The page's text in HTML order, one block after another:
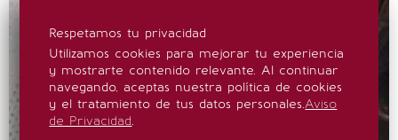
Respetamos tu privacidad
Utilizamos cookies para mejorar tu experiencia
y mostrarte contenido relevante. Al continuar
navegando, aceptas nuestra política de cookies
y el tratamiento de tus datos personales.Aviso
de Privacidad.